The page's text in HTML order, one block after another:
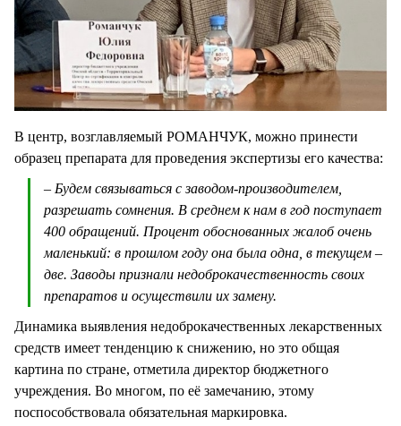
В центр, возглавляемый РОМАНЧУК, можно принести
образец препарата для проведения экспертизы его качества:
– Будем связываться с заводом-производителем,
разрешать сомнения. В среднем к нам в год поступает
400 обращений. Процент обоснованных жалоб очень
маленький: в прошлом году она была одна, в текущем –
две. Заводы признали недоброкачественность своих
препаратов и осуществили их замену.
Динамика выявления недоброкачественных лекарственных
средств имеет тенденцию к снижению, но это общая
картина по стране, отметила директор бюджетного
учреждения. Во многом, по её замечанию, этому
поспособствовала обязательная маркировка.